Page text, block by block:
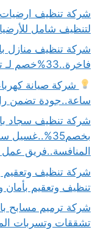
لتنظيف شامل
شركة تنظيف منازل
فاخرة..33%خصم لـ تعقيم فعال لمنزلك
ساعة..جودة تضمن راحة بالك
شركة تنظيف سجاد
المنافسة..فريق عمل
تنظيف وتعقيم بأمان وثقة
تشققات وتسربات